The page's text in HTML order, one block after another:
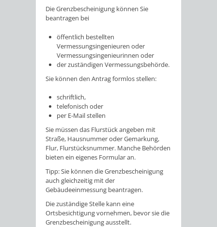
Die Grenzbescheinigung können Sie
beantragen bei
öffentlich bestellten
Vermessungsingenieuren oder
Vermessungsingenieurinnen oder
der zuständigen Vermessungsbehörde.
Sie können den Antrag formlos stellen:
schriftlich,
telefonisch oder
per E-Mail stellen
Sie müssen das Flurstück angeben mit
Straße, Hausnummer oder Gemarkung,
Flur, Flurstücksnummer. Manche Behörden
bieten ein eigenes Formular an.
Tipp:Sie können die Grenzbescheinigung
auch gleichzeitig mit der
Gebäudeeinmessung beantragen.
Die zuständige Stelle kann eine
Ortsbesichtigung vornehmen, bevor sie die
Grenzbescheinigung ausstellt.